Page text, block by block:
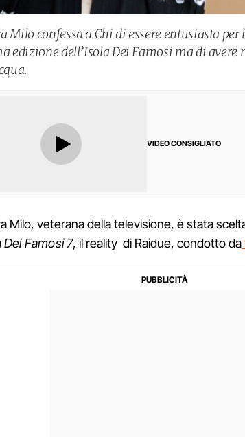
Milo confessa a Chi di essere entusiasta
edizione dell’Isola Dei Famosi ma di avere
VIDEO CONSIGLIATO
Milo, veterana della televisione, è stata
Dei Famosi 7, il reality di Raidue, condotto da